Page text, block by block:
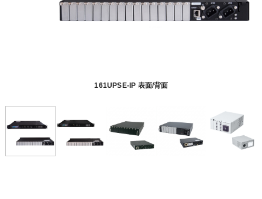
161UPSE-IP 表面/背面